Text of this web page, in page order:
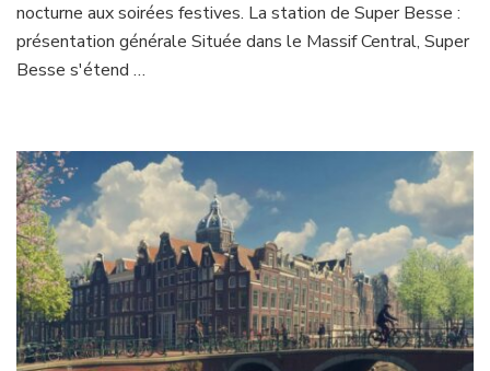
nocturne aux soirées festives. La station de Super Besse :
présentation générale Située dans le Massif Central, Super
Besse s'étend …